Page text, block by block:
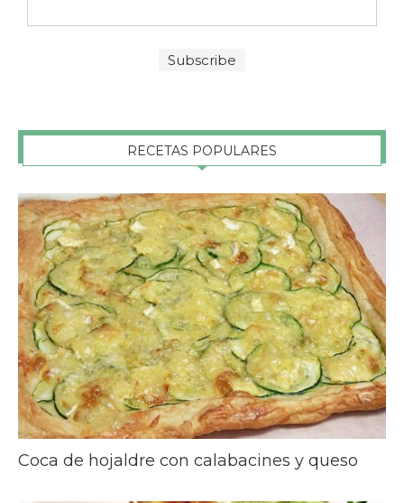
RECETAS POPULARES
Coca de hojaldre con calabacines y queso